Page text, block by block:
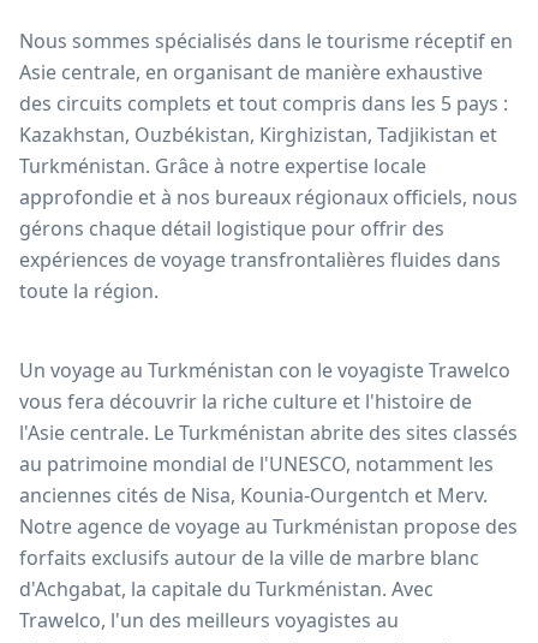
Nous sommes spécialisés dans le tourisme réceptif en
Asie centrale, en organisant de manière exhaustive
des circuits complets et tout compris dans les 5 pays :
Kazakhstan, Ouzbékistan, Kirghizistan, Tadjikistan et
Turkménistan. Grâce à notre expertise locale
approfondie et à nos bureaux régionaux officiels, nous
gérons chaque détail logistique pour offrir des
expériences de voyage transfrontalières fluides dans
toute la région.
Un voyage au Turkménistan con le voyagiste Trawelco
vous fera découvrir la riche culture et l'histoire de
l'Asie centrale. Le Turkménistan abrite des sites classés
au patrimoine mondial de l'UNESCO, notamment les
anciennes cités de Nisa, Kounia-Ourgentch et Merv.
Notre agence de voyage au Turkménistan propose des
forfaits exclusifs autour de la ville de marbre blanc
d'Achgabat, la capitale du Turkménistan. Avec
Trawelco, l'un des meilleurs voyagistes au